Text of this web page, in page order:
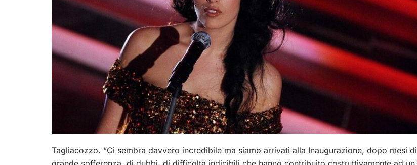
Tagliacozzo. “Ci sembra davvero incredibile ma siamo arrivati alla Inaugurazione, dopo mesi di